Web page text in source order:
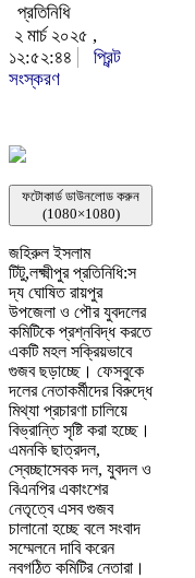
প্রতিনিধি
২ মার্চ ২০২৫ ,
১২:৫২:৪৪
প্রিন্ট
সংস্করণ
ফটোকার্ড ডাউনলোড করুন
(1080×1080)
জহিরুল ইসলাম
টিটু,লক্ষ্মীপুর প্রতিনিধি:স
দ্য ঘোষিত রায়পুর
উপজেলা ও পৌর যুবদলের
কমিটিকে প্রশ্নবিদ্ধ করতে
একটি মহল সক্রিয়ভাবে
গুজব ছড়াচ্ছে। ফেসবুকে
দলের নেতাকর্মীদের বিরুদ্ধে
মিথ্যা প্রচারণা চালিয়ে
বিভ্রান্তি সৃষ্টি করা হচ্ছে।
এমনকি ছাত্রদল,
স্বেচ্ছাসেবক দল, যুবদল ও
বিএনপির একাংশের
নেতৃত্বে এসব গুজব
চালানো হচ্ছে বলে সংবাদ
সম্মেলনে দাবি করেন
নবগঠিত কমিটির নেতারা।